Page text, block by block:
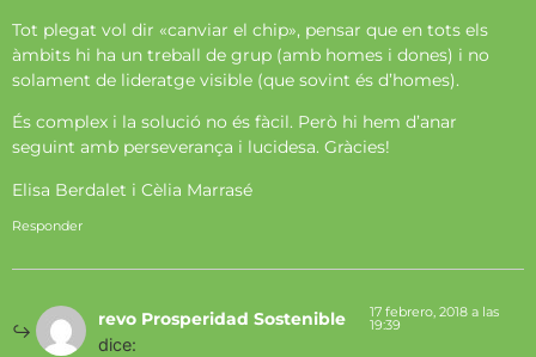
Tot plegat vol dir «canviar el chip», pensar que en tots els
àmbits hi ha un treball de grup (amb homes i dones) i no
solament de lideratge visible (que sovint és d’homes).
És complex i la solució no és fàcil. Però hi hem d’anar
seguint amb perseverança i lucidesa. Gràcies!
Elisa Berdalet i Cèlia Marrasé
Responder
revo Prosperidad Sostenible
dice:
17 febrero, 2018 a las
19:39